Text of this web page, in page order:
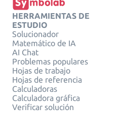
HERRAMIENTAS DE
ESTUDIO
Solucionador
Matemático de IA
AI Chat
Problemas populares
Hojas de trabajo
Hojas de referencia
Calculadoras
Calculadora gráfica
Verificar solución